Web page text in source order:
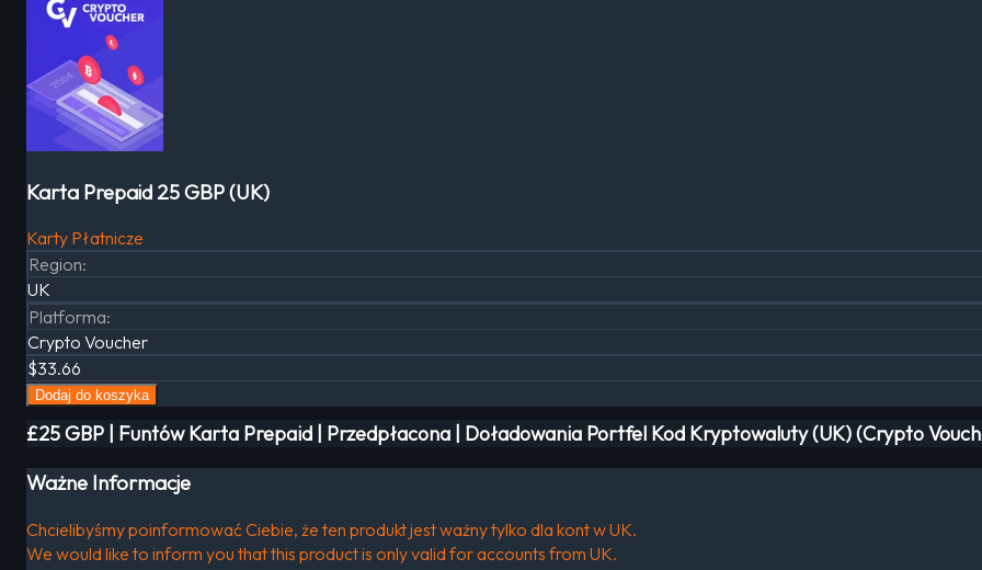
Karta Prepaid 25 GBP (UK)
Karty Płatnicze
Region:
UK
Platforma:
Crypto Voucher
$33.66
Dodaj do koszyka
£25 GBP | Funtów Karta Prepaid | Przedpłacona | Doładowania Portfel Kod Kryptowaluty (UK) (Crypto
Ważne Informacje
Chcielibyśmy poinformować Ciebie, że ten produkt jest ważny tylko dla kont w UK.
We would like to inform you that this product is only valid for accounts from UK.